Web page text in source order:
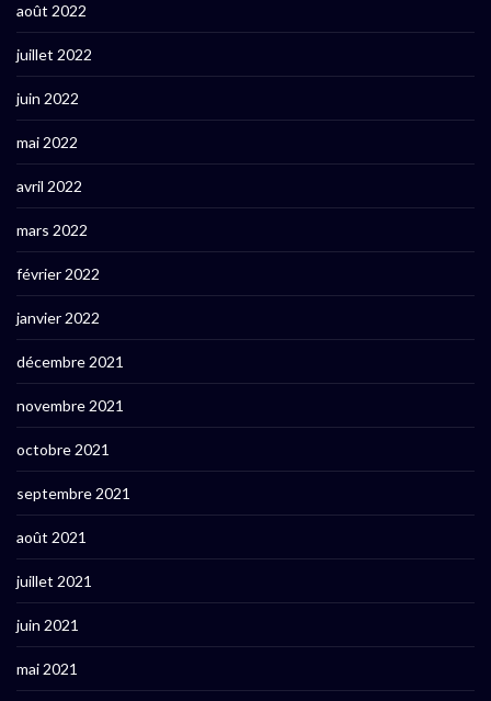
août 2022
juillet 2022
juin 2022
mai 2022
avril 2022
mars 2022
février 2022
janvier 2022
décembre 2021
novembre 2021
octobre 2021
septembre 2021
août 2021
juillet 2021
juin 2021
mai 2021